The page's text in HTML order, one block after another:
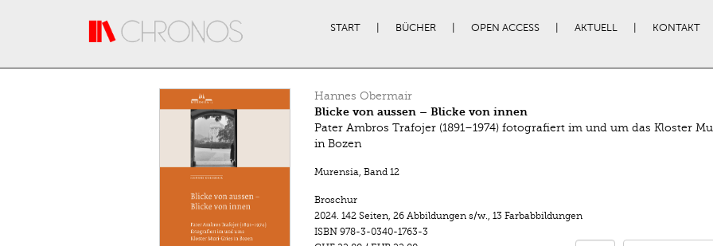
START BÜCHER OPEN ACCESS AKTUELL KONTAKT
Hannes Obermair
Blicke von aussen – Blicke von innen
Pater Ambros Trafojer (1891–1974) fotografiert im und um das Kloster
in Bozen
Murensia, Band 12
Broschur
2024. 142 Seiten, 26 Abbildungen s/w., 13 Farbabbildungen
ISBN 978-3-0340-1763-3